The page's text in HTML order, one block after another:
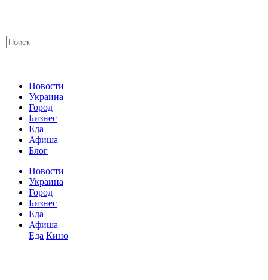
Новости
Украина
Город
Бизнес
Еда
Афиша
Блог
Новости
Украина
Город
Бизнес
Еда
Афиша
Еда Кино